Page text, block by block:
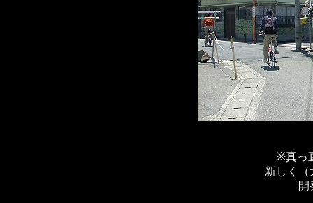
※真っ
新しく（
開